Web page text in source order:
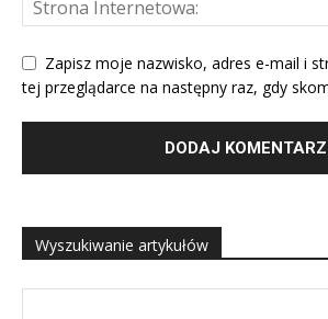
Zapisz moje nazwisko, adres e-mail i
tej przeglądarce na następny raz, gdy
Wyszukiwanie artykułów